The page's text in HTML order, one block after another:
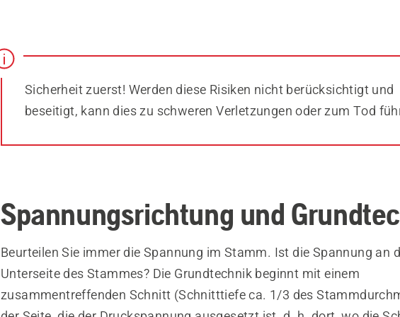
Sicherheit zuerst! Werden diese Risiken nicht berücksichtigt und
beseitigt, kann dies zu schweren Verletzungen oder zum Tod
Spannungsrichtung und
Beurteilen Sie immer die Spannung im Stamm. Ist die Spannung an
Unterseite des Stammes? Die Grundtechnik beginnt mit einem
zusammentreffenden Schnitt (Schnitttiefe ca. 1/3 des